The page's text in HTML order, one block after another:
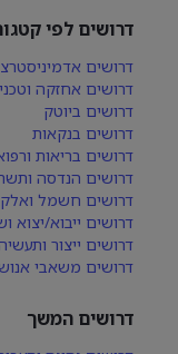
דרושים לפי
דרושים
דרושים אחזקה וטכני
דרושים ביוטק
דרושים בנקאות
דרושים בריאות
דרושים הנדסה
דרושים חשמל
דרושים ייבוא/יצוא
דרושים ייצור
דרושים משאבי אנוש
דרושים המשך